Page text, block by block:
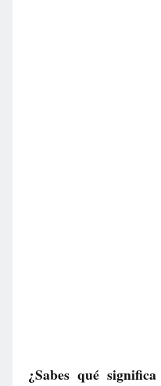
¿Sabes qué